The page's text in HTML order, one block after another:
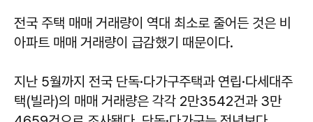
전국 주택 매매 거래량이 역대 최소로 줄어든 것은 비
아파트 매매 거래량이 급감했기 때문이다.
지난 5월까지 전국 단독·다가구주택과 연립·다세대주
택(빌라)의 매매 거래량은 각각 2만3542건과 3만